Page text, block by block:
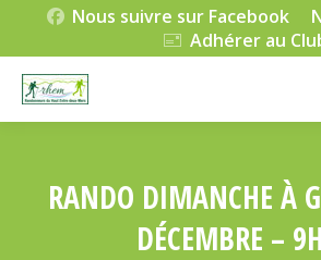
Nous suivre sur Facebook
Adhérer au
RANDO DIMANCHE À
DÉCEMBRE –